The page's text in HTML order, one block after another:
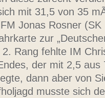
mit 31,5 von 35
Jonas Rosner
zur
Rang fehlte IM
der mit 2,5 aus
dann aber von
musste sich